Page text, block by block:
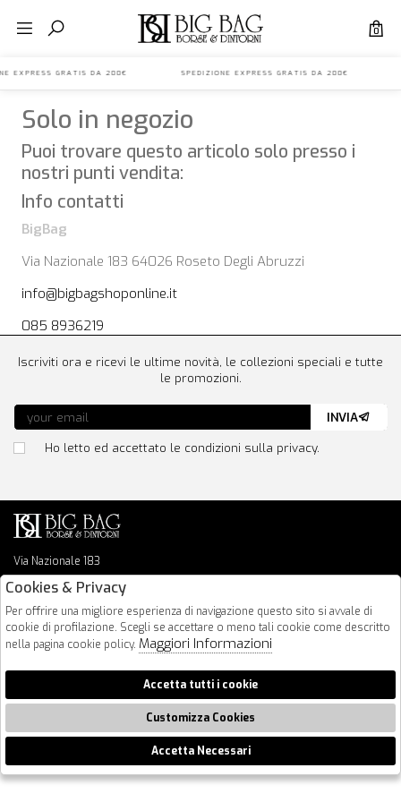
0
EXPRESS GRATIS DA 200€ SPEDIZIONE EXPRESS GRATIS DA
Solo in negozio
Puoi trovare questo articolo solo presso i
nostri punti vendita:
Info contatti
BigBag
Via Nazionale 183 64026 Roseto Degli Abruzzi
info@bigbagshoponline.it
085 8936219
Via Nazionale 183
64026 Roseto Degli Abruzzi
info@bigbagshoponline.it
follow us
Iscriviti ora e ricevi le ultime novità, le collezioni speciali e tutte
le promozioni.
Ho letto ed accettato le condizioni sulla privacy.
INVIA
2026 BigBag - P.iva : 00916940679 Powered by
🍪
Cookies & Privacy
Per offrire una migliore esperienza di navigazione questo sito si avvale di
cookie di profilazione. Scegli se accettare o meno tali cookie come descritto
nella pagina cookie policy. Maggiori Informazioni
Accetta tutti i cookie
Customizza Cookies
Accetta Necessari